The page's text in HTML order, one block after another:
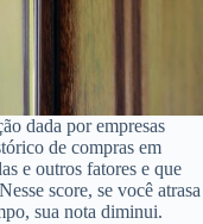
dada por empresas
de compras em
e outros fatores e que
score, se você atrasa
sua nota diminui.